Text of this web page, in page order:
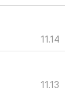
11.14
11.13